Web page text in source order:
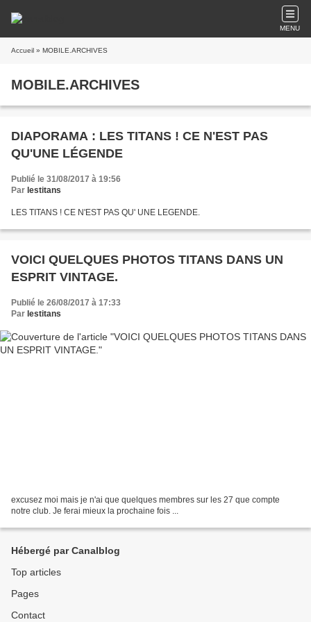
MENU
Accueil » MOBILE.ARCHIVES
MOBILE.ARCHIVES
DIAPORAMA : LES TITANS ! CE N'EST PAS
QU'UNE LÉGENDE
Publié le 31/08/2017 à 19:56
Par lestitans
LES TITANS ! CE N'EST PAS QU' UNE LEGENDE.
VOICI QUELQUES PHOTOS TITANS DANS UN
ESPRIT VINTAGE.
Publié le 26/08/2017 à 17:33
Par lestitans
excusez moi mais je n'ai que quelques membres sur les 27 que compte
notre club. Je ferai mieux la prochaine fois ...
Hébergé par Canalblog
Top articles
Pages
Contact